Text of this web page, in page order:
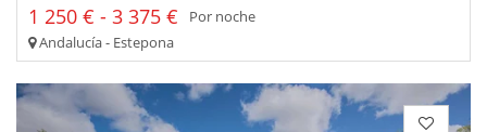
1 250 € - 3 375 €
Por noche
Andalucía - Estepona